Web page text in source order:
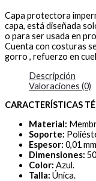
Capa protectora
capa, está diseñada
o para ser usada en
Cuenta con costuras
gorro , refuerzo en
Descripción
Valoraciones (0)
CARACTERÍSTICAS
Material:
Soporte:
Espesor: 0,01
Dimensiones:
Color: Azul.
Talla: Única.